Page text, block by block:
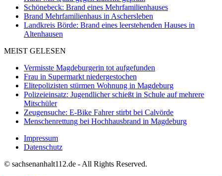
Schönebeck: Brand eines Mehrfamilienhauses
Brand Mehrfamilienhaus in Aschersleben
Landkreis Börde: Brand eines leerstehenden Hauses in
Altenhausen
MEIST GELESEN
Vermisste Magdeburgerin tot aufgefunden
Frau in Supermarkt niedergestochen
Elitepolizisten stürmen Wohnung in Magdeburg
Polizeieinsatz: Jugendlicher schießt in Schule auf mehrere
Mitschüler
Zeugensuche: E-Bike Fahrer stirbt bei Calvörde
Menschenrettung bei Hochhausbrand in Magdeburg
Impressum
Datenschutz
© sachsenanhalt112.de - All Rights Reserved.